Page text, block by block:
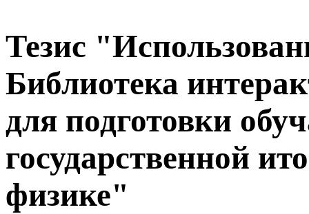
Тезис
Библиотека
для подготовки
государственной
физике"